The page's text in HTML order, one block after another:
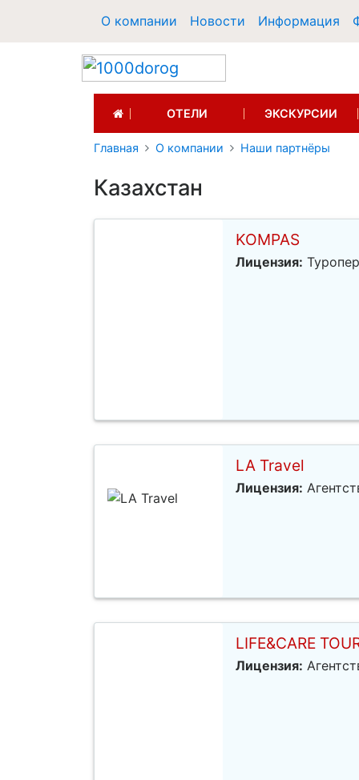
О компании Новости Информация
(CURRENT)ОТЕЛИ ЭКСКУРСИИ
Главная О компании Наши партнёры
Казахстан
KOMPAS
Лицензия:
LA Travel
Лицензия:
LIFE&CARE
Лицензия: